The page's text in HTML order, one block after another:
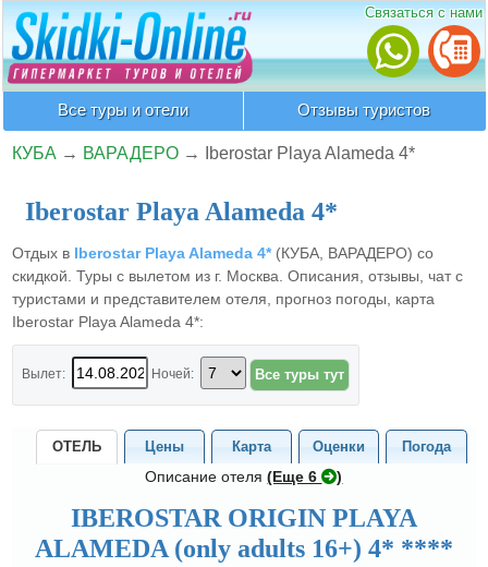
Связаться с нами
Все туры и отели Отзывы туристов
КУБА → ВАРАДЕРО → Iberostar Playa Alameda 4*
Iberostar Playa Alameda 4*
Отдых в Iberostar Playa Alameda 4*(КУБА, ВАРАДЕРО) со
скидкой. Туры с вылетом из г. Москва. Описания, отзывы, чат с
туристами и представителем отеля, прогноз погоды, карта
Iberostar Playa Alameda 4*:
Вылет: Ночей:
ОТЕЛЬ Цены Карта Оценки Погода
Описание отеля(Eще 6 )
IBEROSTAR ORIGIN PLAYA
ALAMEDA (only adults 16+) 4* ****